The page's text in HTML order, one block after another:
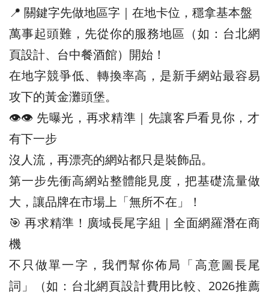
📍 關鍵字先做地區字｜在地卡位，穩拿基本盤
萬事起頭難，先從你的服務地區（如：台北網
頁設計、台中餐酒館）開始！
在地字競爭低、轉換率高，是新手網站最容易
攻下的黃金灘頭堡。
👁️‍👁️‍ 先曝光，再求精準｜先讓客戶看見你，才
有下一步
沒人流，再漂亮的網站都只是裝飾品。
第一步先衝高網站整體能見度，把基礎流量做
大，讓品牌在市場上「無所不在」！
🎯 再求精準！廣域長尾字組｜全面網羅潛在商
機
不只做單一字，我們幫你佈局「高意圖長尾
詞」（如：台北網頁設計費用比較、2026推薦